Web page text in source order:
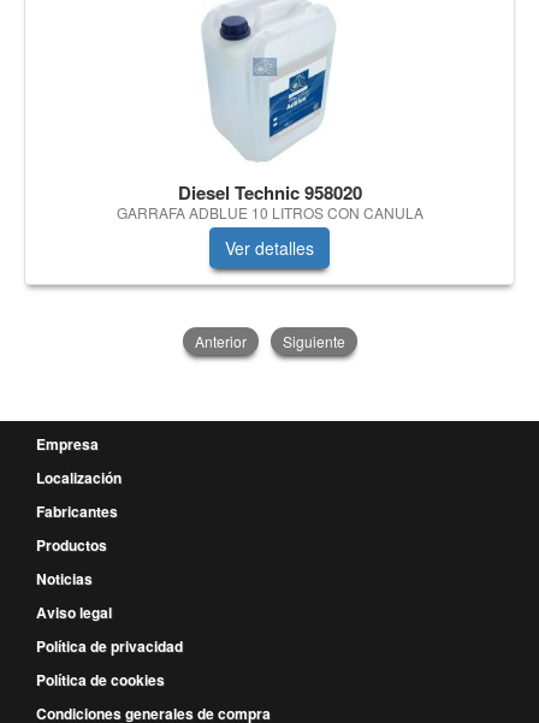
Diesel Technic 958020
GARRAFA ADBLUE 10 LITROS CON CANULA
Ver detalles
Anterior Siguiente
Empresa
Localización
Fabricantes
Productos
Noticias
Aviso legal
Política de privacidad
Política de cookies
Condiciones generales de compra